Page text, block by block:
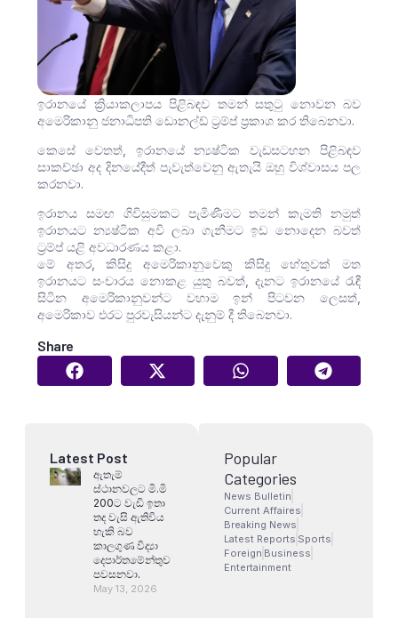
ඉරානයේ ක්‍රියාකලාපය පිළිබඳව තමන් සතුටු නොවන බව
අමෙරිකානු ජනාධිපති ඩොනල්ඩ් ට්‍රම්ප් ප්‍රකාශ කර තිබෙනවා.
කෙසේ වෙතත්, ඉරානයේ න්‍යෂ්ටික වැඩසටහන පිළිබඳව
සාකච්ඡා අද දිනයේදීත් පැවැත්වෙනු ඇතැයි ඔහු විශ්වාසය පල
කරනවා.
ඉරානය සමඟ ගිවිසුමකට පැමිණීමට තමන් කැමති නමුත්
ඉරානයට න්‍යෂ්ටික අවි ලබා ගැනීමට ඉඩ නොදෙන බවත්
ට්‍රම්ප් යළි අවධාරණය කළා.
මේ අතර, කිසිදු අමෙරිකානුවෙකු කිසිදු හේතුවක් මත
ඉරානයට සංචාරය නොකළ යුතු බවත්, දැනට ඉරානයේ රැඳී
සිටින අමෙරිකානුවන්ට වහාම ඉන් පිටවන ලෙසත්,
අමෙරිකාව එරට පුරවැසියන්ට දැනුම් දී තිබෙනවා.
Share
Latest Post
ඇතැම්
ස්ථානවලට මි.මි
200ට වැඩි ඉතා
තද වැසි ඇතිවිය
හැකි බව
කාලගුණ විද්‍යා
දෙපාර්තමේන්තුව
පවසනවා.
May 13, 2026
Popular
Categories
News Bulletin
Current Affaires
Breaking News
Latest Reports Sports
Foreign Business
Entertainment